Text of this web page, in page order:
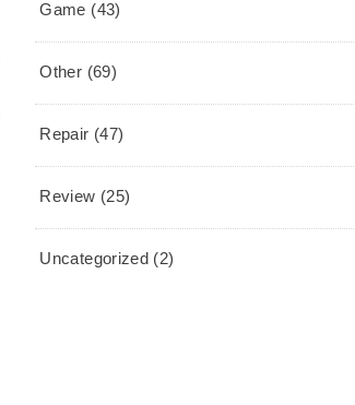
Game (43)
Other (69)
Repair (47)
Review (25)
Uncategorized (2)